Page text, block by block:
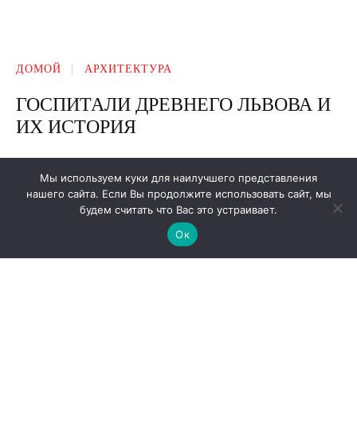
Мы используем куки для наилучшего представления
нашего сайта. Если Вы продолжите использовать сайт, мы
будем считать что Вас это устраивает.
Ок